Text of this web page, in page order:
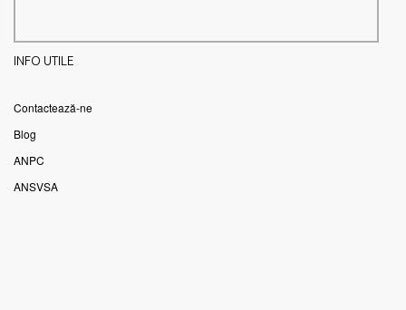
INFO UTILE
Contactează-ne
Blog
ANPC
ANSVSA